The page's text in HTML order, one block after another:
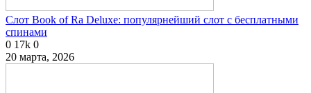
Слот Book of Ra Deluxe: популярнейший слот с бесплатными
спинами
0 17k 0
20 марта, 2026